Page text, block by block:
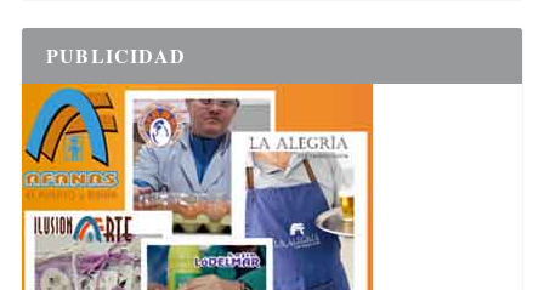
PUBLICIDAD